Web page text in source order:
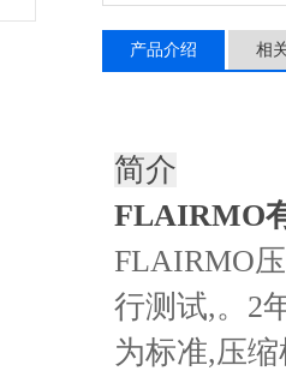
产品介绍 相
简介
FLAIRMO
FLAIRMO
行测试,。 2
为标准,压